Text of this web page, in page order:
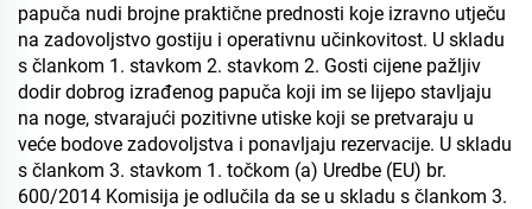
papuča nudi brojne praktične prednosti koje izravno utječu
na zadovoljstvo gostiju i operativnu učinkovitost. U skladu
s člankom 1. stavkom 2. stavkom 2. Gosti cijene pažljiv
dodir dobrog izrađenog papuča koji im se lijepo stavljaju
na noge, stvarajući pozitivne utiske koji se pretvaraju u
veće bodove zadovoljstva i ponavljaju rezervacije. U skladu
s člankom 3. stavkom 1. točkom (a) Uredbe (EU) br.
600/2014 Komisija je odlučila da se u skladu s člankom 3.